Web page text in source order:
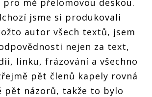
mě přelomovou deskou.
jsme si produkovali
autor všech textů, jsem
nejen za text,
linku, frázování a všechno
pět členů kapely rovná
pět názorů, takže to bylo